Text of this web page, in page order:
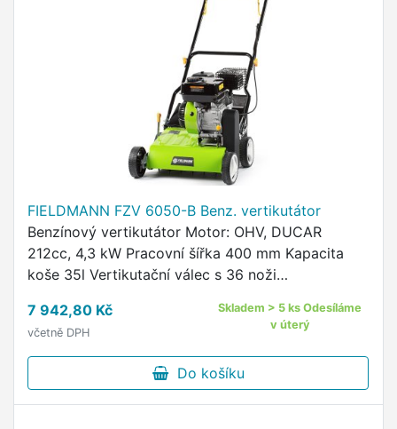
FIELDMANN FZV 6050-B Benz. vertikutátor
Benzínový vertikutátor Motor: OHV, DUCAR
212cc, 4,3 kW Pracovní šířka 400 mm Kapacita
koše 35l Vertikutační válec s 36 noži
rukojeť Rozsah nastavení -15 až …
7 942,80 Kč
včetně DPH
Skladem > 5 ks Odesíláme
v úterý
Do košíku